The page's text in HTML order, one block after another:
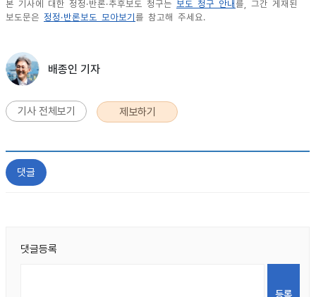
본 기사에 대한 정정·반론·추후보도 청구는 보도 청구 안내 를, 그간 게재된
보도문은 정정·반론보도 모아보기 를 참고해 주세요.
배종인 기자
기사 전체보기 제보하기
댓글
댓글등록